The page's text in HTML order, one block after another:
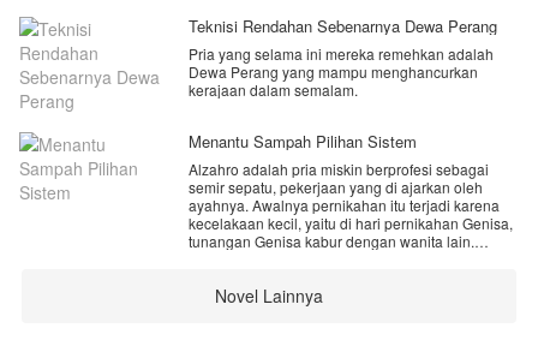
Elma adalah kematian yang biasa, namun
beberapa malam saja dia tinggal di rumah itu
malah menemukan keanehan yang tidak biasa.
benarkah Bu Elma meninggal karena sesuatu
yang tak kasat mata?
mampukah Vera untuk mengungkap masalah
tersebut?
Teknisi Rendahan Sebenarnya Dewa Perang
Pria yang selama ini mereka remehkan adalah
Dewa Perang yang mampu menghancurkan
kerajaan dalam semalam.
Menantu Sampah Pilihan Sistem
Alzahro adalah pria miskin berprofesi sebagai
semir sepatu, pekerjaan yang di ajarkan oleh
ayahnya. Awalnya pernikahan itu terjadi karena
kecelakaan kecil, yaitu di hari pernikahan Genisa,
tunangan Genisa kabur dengan wanita lain.
sebagai pengganti pengantin pria.
Novel Lainnya